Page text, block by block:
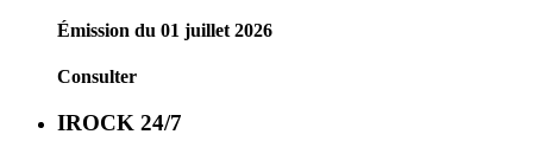
Émission du 01 juillet 2026
Consulter
IROCK 24/7